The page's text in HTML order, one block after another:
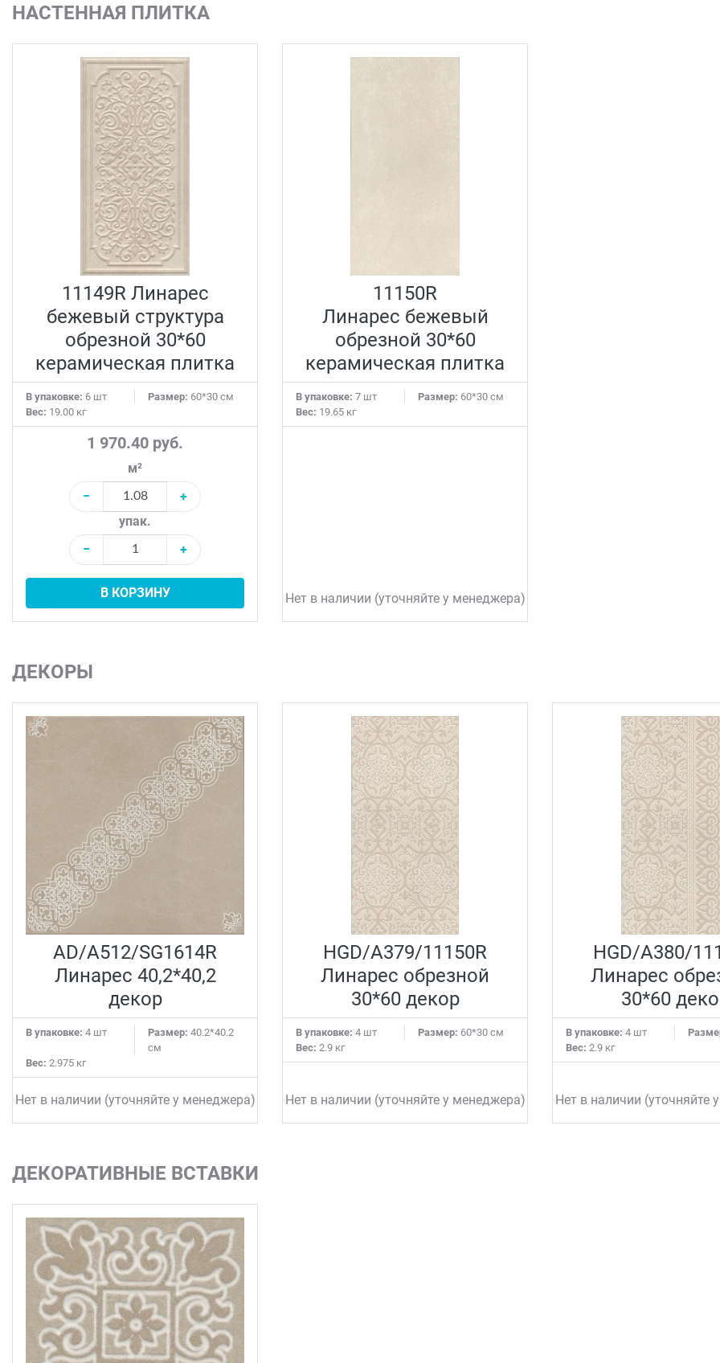
НАСТЕННАЯ ПЛИТКА
11149R Линарес
бежевый структура
обрезной 30*60
керамическая плитка
В упаковке: 6 шт Размер: 60*30 см
Вес: 19.00 кг
1 970.40 руб.
м²
−
+
упак.
−
+
В КОРЗИНУ
11150R
Линарес бежевый
обрезной 30*60
керамическая плитка
В упаковке: 7 шт Размер: 60*30 см
Вес: 19.65 кг
Нет в наличии (уточняйте у менеджера)
ДЕКОРЫ
AD/A512/SG1614R
Линарес 40,2*40,2
декор
В упаковке: 4 шт Размер: 40.2*40.2
см
Вес: 2.975 кг
Нет в наличии (уточняйте у менеджера)
HGD/A379/11150R
Линарес обрезной
30*60 декор
В упаковке: 4 шт Размер: 60*30 см
Вес: 2.9 кг
Нет в наличии (уточняйте у менеджера)
HGD/A380/
Линарес
30*60
В упаковке: 4 шт
Вес: 2.9 кг
Нет в наличии (уточняйте
ДЕКОРАТИВНЫЕ ВСТАВКИ